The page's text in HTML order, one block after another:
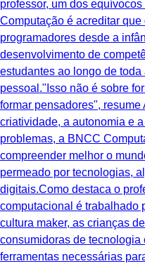
professor, um dos
Computação é acreditar
programadores desde a
desenvolvimento de
estudantes ao longo de
pessoal."Isso não é sobre
formar pensadores",
criatividade, a autonomia e
problemas, a BNCC
compreender melhor o
permeado por tecnologias,
digitais.Como destaca o
computacional é trabalhado
cultura maker, as crianças
consumidoras de
ferramentas necessárias